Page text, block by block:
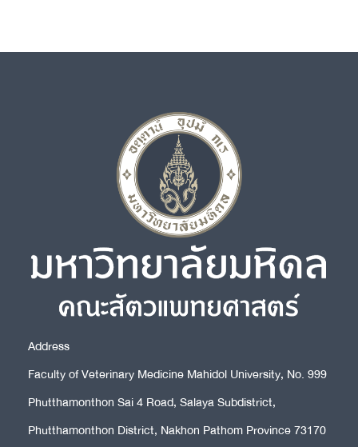
rachanchai.cha@mahidol.ac.th
02-441-5242-4 ext 1536
Address
Faculty of Veterinary Medicine Mahidol University, No. 999
Phutthamonthon Sai 4 Road, Salaya Subdistrict,
Phutthamonthon District, Nakhon Pathom Province 73170